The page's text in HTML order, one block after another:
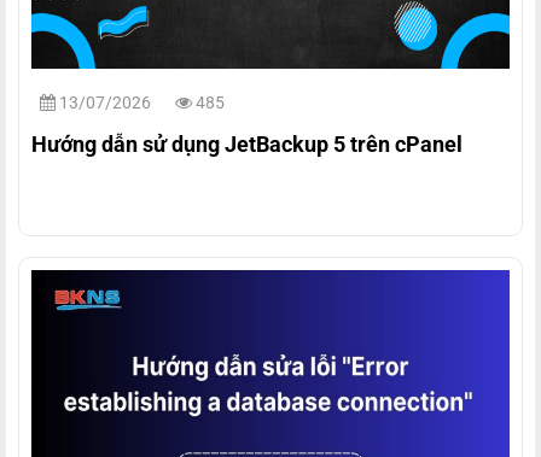
13/07/2026 485
Hướng dẫn sử dụng JetBackup 5 trên cPanel